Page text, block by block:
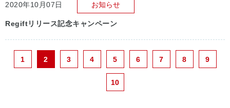
2020年10月07日 お知らせ
Regiftリリース記念キャンペーン
1 2 3 4 5 6 7 8 9
10